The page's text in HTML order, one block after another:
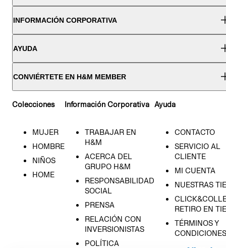
INFORMACIÓN CORPORATIVA
AYUDA
CONVIÉRTETE EN H&M MEMBER
Colecciones
MUJER
HOMBRE
NIÑOS
HOME
Información Corporativa
TRABAJAR EN
H&M
ACERCA DEL
GRUPO H&M
RESPONSABILIDAD
SOCIAL
PRENSA
RELACIÓN CON
INVERSIONISTAS
POLÍTICA
Ayuda
CONTACTO
SERVICIO AL
CLIENTE
MI CUENTA
NUESTRAS
RETIRO EN
TÉRMINOS Y
CONDICIONES